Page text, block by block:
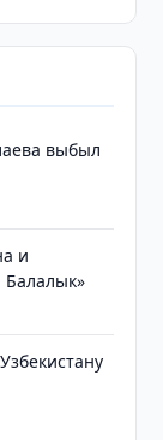
выбыл
и